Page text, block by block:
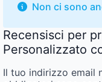
Non ci sono
Recensisci per
Personalizzato
Il tuo indirizzo email